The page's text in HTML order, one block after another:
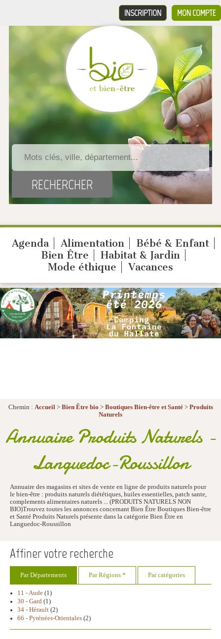
MON COMPTE
INSCRIPTION
Agenda Alimentation
Bébé & Enfant
Bien Être
Habitat & Jardin
Mode éthique
Vacances
Chemin : Accueil> Bien Être bio > Boutiques Bien-être et Santé> Produits
Naturels
Annuaire Produits Naturels -
Languedoc-Roussillon
Annuaire des magasins et sites de vente en ligne de produits naturels pour
le bien-être : produits naturels diététiques, huiles essentielles, patch sante,
complements alimentaires naturels ... (PRODUITS NATURELS NON
BIO)Trouvez toutes les annonces concernant Bien Être Boutiques Bien-être
et Santé Produits Naturels présente dans la catégorie Bien Être en
Languedoc-Roussillon
Affiner votre recherche
Par Départements Par Régions * Par catégories
11 - Aude (1)
30 - Gard (1)
34 - Hérault (2)
66 - Pyrénées-Orientales (2)